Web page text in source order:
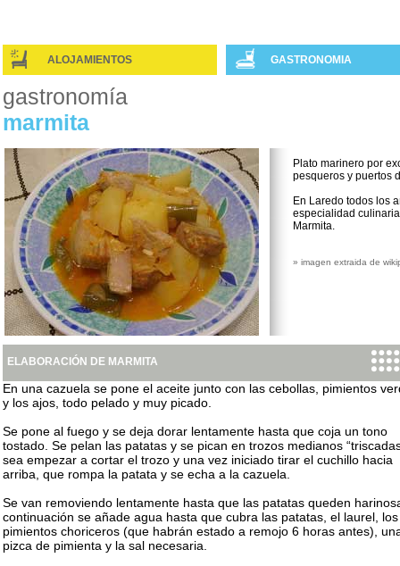
ALOJAMIENTOS GASTRONOMIA
gastronomía
marmita
Plato marinero por
pesqueros y puertos
En Laredo todos los
especialidad
Marmita.
» imagen extraida de
ELABORACIÓN DE MARMITA
En una cazuela se pone el aceite junto con las cebollas, pimientos
y los ajos, todo pelado y muy picado.
Se pone al fuego y se deja dorar lentamente hasta que coja un tono
tostado. Se pelan las patatas y se pican en trozos medianos
sea empezar a cortar el trozo y una vez iniciado tirar el cuchillo hacia
arriba, que rompa la patata y se echa a la cazuela.
Se van removiendo lentamente hasta que las patatas queden
continuación se añade agua hasta que cubra las patatas, el laurel, los
pimientos choriceros (que habrán estado a remojo 6 horas antes),
pizca de pimienta y la sal necesaria.